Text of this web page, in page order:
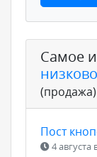
Самое
(продажа)
Пост
4 августа